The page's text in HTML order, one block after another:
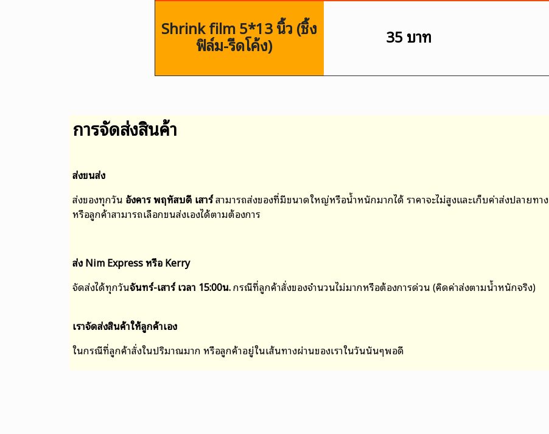
Shrink film 5*13 นิ้ว (ชิ้ง
ฟิล์ม-รีดโค้ง) 35 บาท
การจัดส่งสินค้า
ส่งขนส่ง
ส่งของทุกวัน อังคาร พฤหัสบดี เสาร์สามารถส่งของที่มีขนาดใหญ่หรือน้ำหนักมากได้ ราคาจะไม่สูงและเก็บค่าส่งปลายทาง
หรือลูกค้าสามารถเลือกขนส่งเองได้ตามต้องการ
ส่ง Nim Express หรือ Kerry
จัดส่งได้ทุกวันจันทร์-เสาร์ เวลา 15:00น.กรณีที่ลูกค้าสั่งของจำนวนไม่มากหรือต้องการด่วน (คิดค่าส่งตามน้ำหนักจริง)
เราจัดส่งสินค้าให้ลูกค้าเอง
ในกรณีที่ลูกค้าสั่งในปริมาณมาก หรือลูกค้าอยู่ในเส้นทางผ่านของเราในวันนั้นๆพอดี